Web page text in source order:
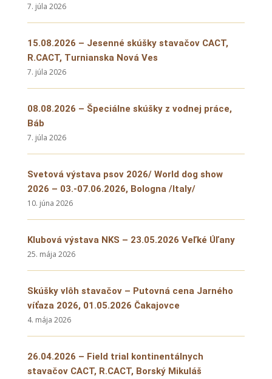
7. júla 2026
15.08.2026 – Jesenné skúšky stavačov CACT,
R.CACT, Turnianska Nová Ves
7. júla 2026
08.08.2026 – Špeciálne skúšky z vodnej práce,
Báb
7. júla 2026
Svetová výstava psov 2026/ World dog show
2026 – 03.-07.06.2026, Bologna /Italy/
10. júna 2026
Klubová výstava NKS – 23.05.2026 Veľké Úľany
25. mája 2026
Skúšky vlôh stavačov – Putovná cena Jarného
víťaza 2026, 01.05.2026 Čakajovce
4. mája 2026
26.04.2026 – Field trial kontinentálnych
stavačov CACT, R.CACT, Borský Mikuláš